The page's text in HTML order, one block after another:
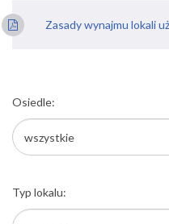
Zasady wynajmu lokali
Osiedle:
Typ lokalu: